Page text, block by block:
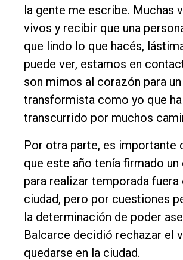
la gente me escribe. Muchas
vivos y recibir que una
que lindo lo que hacés,
puede ver, estamos en
son mimos al corazón para
transformista como yo que ha
transcurrido por muchos
Por otra parte, es importante
que este año tenía firmado
para realizar temporada fuera
ciudad, pero por cuestiones
la determinación de poder
Balcarce decidió rechazar el
quedarse en la ciudad.